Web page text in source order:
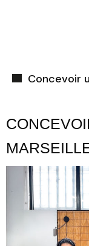
Concevoir
CONCEVOIR UN MEUBLE À ICI